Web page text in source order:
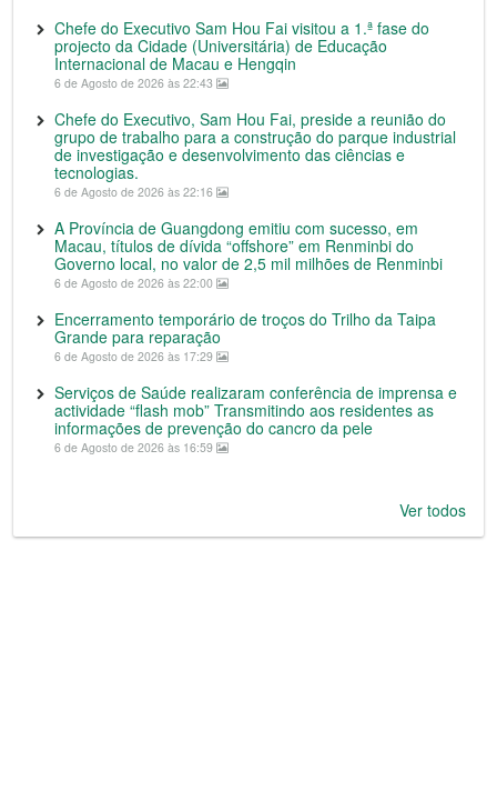
Chefe do Executivo Sam Hou Fai visitou a 1.ª fase do
projecto da Cidade (Universitária) de Educação
Internacional de Macau e Hengqin
6 de Agosto de 2026 às 22:43
Chefe do Executivo, Sam Hou Fai, preside a reunião do
grupo de trabalho para a construção do parque industrial
de investigação e desenvolvimento das ciências e
tecnologias.
6 de Agosto de 2026 às 22:16
A Província de Guangdong emitiu com sucesso, em
Macau, títulos de dívida “offshore” em Renminbi do
Governo local, no valor de 2,5 mil milhões de Renminbi
6 de Agosto de 2026 às 22:00
Encerramento temporário de troços do Trilho da Taipa
Grande para reparação
6 de Agosto de 2026 às 17:29
Serviços de Saúde realizaram conferência de imprensa e
actividade “flash mob” Transmitindo aos residentes as
informações de prevenção do cancro da pele
6 de Agosto de 2026 às 16:59
Ver todos